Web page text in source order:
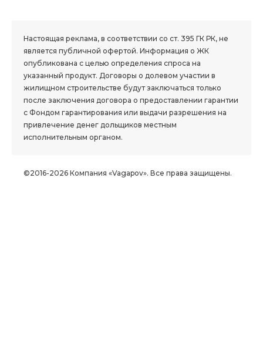
Настоящая реклама, в соответствии со ст. 395 ГК РК, не
является публичной офертой. Информация о ЖК
опубликована с целью определения спроса на
указанный продукт. Договоры о долевом участии в
жилищном строительстве будут заключаться только
после заключения договора о предоставлении гарантии
с Фондом гарантирования или выдачи разрешения на
привлечение денег дольщиков местным
исполнительным органом.
©2016-2026 Компания «Vagapov». Все права защищены.